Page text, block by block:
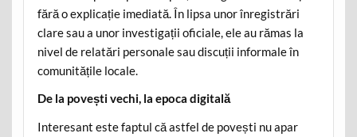
fără o explicație imediată. În lipsa unor înregistrări
clare sau a unor investigații oficiale, ele au rămas la
nivel de relatări personale sau discuții informale în
comunitățile locale.
De la povești vechi, la epoca digitală
Interesant este faptul că astfel de povești nu apar